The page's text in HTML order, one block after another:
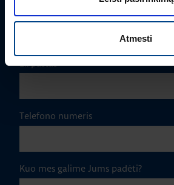
Atmesti
El. paštas*
Telefono numeris
Kuo mes galime Jums padėti?